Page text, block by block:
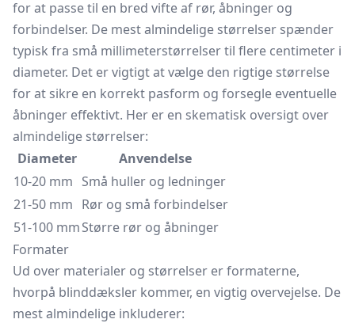
for at passe til en bred vifte af rør, åbninger og
forbindelser. De mest almindelige størrelser spænder
typisk fra små millimeterstørrelser til flere centimeter i
diameter. Det er vigtigt at vælge den rigtige størrelse
for at sikre en korrekt pasform og forsegle eventuelle
åbninger effektivt. Her er en skematisk oversigt over
almindelige størrelser:
Diameter
Anvendelse
10-20 mm Små huller og ledninger
21-50 mm Rør og små forbindelser
51-100 mmStørre rør og åbninger
Formater
Ud over materialer og størrelser er formaterne,
hvorpå blinddæksler kommer, en vigtig overvejelse. De
mest almindelige inkluderer: